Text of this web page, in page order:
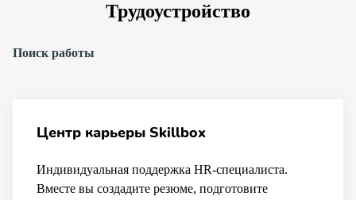
Трудоустройство
Поиск работы
Центр карьеры Skillbox
Индивидуальная поддержка HR-специалиста.
Вместе вы создадите резюме, подготовите